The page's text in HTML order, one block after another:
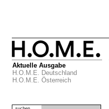
Aktuelle Ausgabe
H.O.M.E. Deutschland
H.O.M.E. Österreich